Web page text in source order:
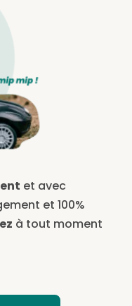
et avec
et 100%
à tout moment